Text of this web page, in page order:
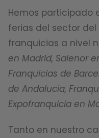
Hemos participado
ferias del sector
franquicias a nivel
en Madrid, Salenor
Franquicias de
de Andalucia,
Expofranquicia en
Tanto en nuestro